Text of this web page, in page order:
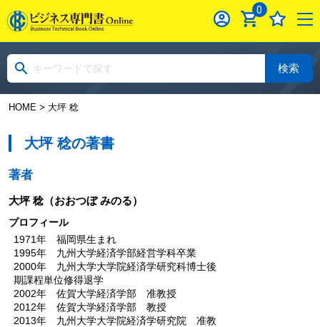
0
検索
HOME> 大坪 稔
大坪 稔の著書
著者
大坪 稔（おおつぼ みのる）
プロフィール
1971年 福岡県生まれ
1995年 九州大学経済学部経営学科卒業
2000年 九州大学大学院経済学研究科博士後
期課程単位修得退学
2002年 佐賀大学経済学部 准教授
2012年 佐賀大学経済学部 教授
2013年 九州大学大学院経済学研究院 准教